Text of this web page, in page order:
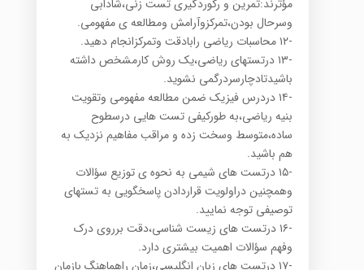
مؤثرند:تمرین و رکوردگیری تست زنی،شادابی
وسرحال بودن،تمرکزوآرامش ومطالعه ی مفهومی.
-۱۲ محاسبات ریاضی رابادقت وتمرکزانجام دهید.
-۱۳ درتستهای ریاضی،یک روش کارمشخص داشته
باشیدتادچارسردرگمی نشوید.
-۱۴ دردرس فیزیک ضمن مطالعه مفهومی وتقویت
بنیه ریاضی،به طورکیفی تست هایی درسطوح
ساده،متوسط وسخت زده و مراقب مفاهیم نزدیک به
هم باشید.
-۱۵ درتست های شیمی به نحوه ی توزیع سؤالات
وهمچنین دراولویت قراردادن پاسخگویی به تستهای
توصیفی توجه نمایید.
-۱۶ درتست های زیست شناسی،دقت برروی درک
وفهم سؤالات اهمیت بیشتری دارد.
-۱۷ درتست های زبان انگلیسی،زمان راهماهنگ بازمان